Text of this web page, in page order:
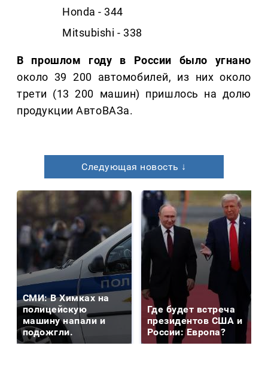
Honda - 344
Mitsubishi - 338
В прошлом году в России было угнано
около 39 200 автомобилей, из них около
трети (13 200 машин) пришлось на долю
продукции АвтоВАЗа.
Следующая новость ↓
СМИ: В Химках на
полицейскую
машину напали и
подожгли.
Где будет встреча
президентов США и
России: Европа?